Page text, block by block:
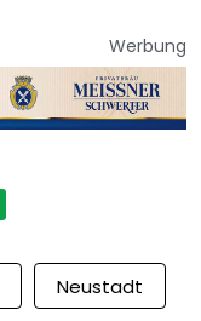
Werbung
Neustadt